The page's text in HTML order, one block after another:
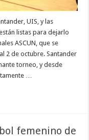
UIS, y las
listas para dejarlo
ASCUN, que se
2 de octubre. Santander
torneo, y desde
…
femenino de